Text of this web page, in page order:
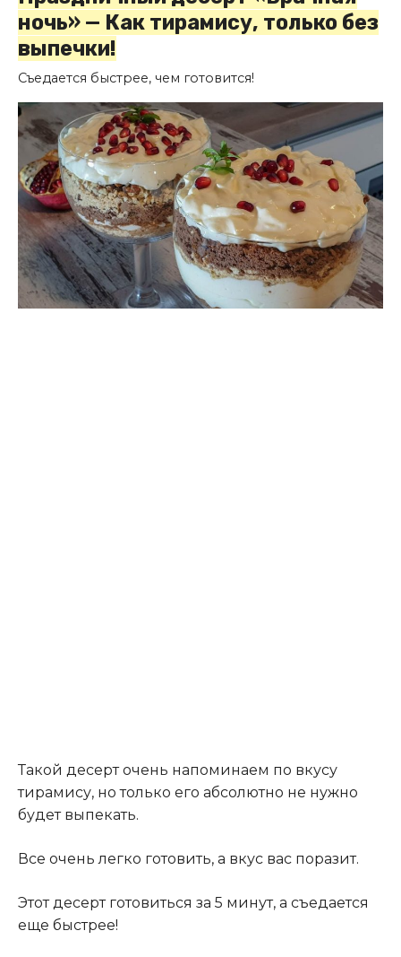
ночь» — Как тирамису, только без
выпечки!
Съедается быстрее, чем готовится!
Такой десерт очень напоминаем по вкусу
тирамису, но только его абсолютно не нужно
будет выпекать.
Все очень легко готовить, а вкус вас поразит.
Этот десерт готовиться за 5 минут, а съедается
еще быстрее!